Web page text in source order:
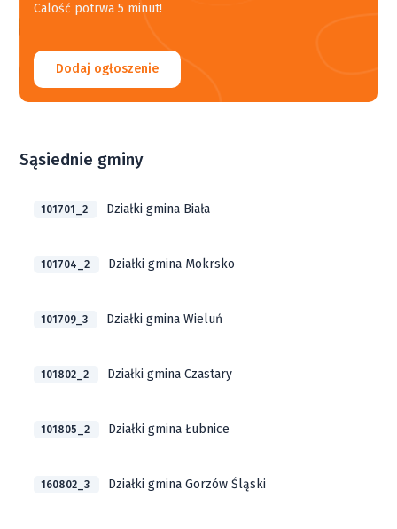
Calość potrwa 5 minut!
Dodaj ogłoszenie
Sąsiednie gminy
101701_2 Działki gmina Biała
101704_2 Działki gmina Mokrsko
101709_3 Działki gmina Wieluń
101802_2 Działki gmina Czastary
101805_2 Działki gmina Łubnice
160802_3 Działki gmina Gorzów Śląski